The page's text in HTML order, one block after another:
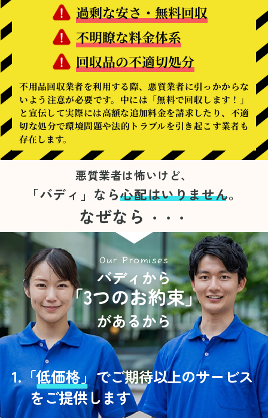
過剰な安さ・無料回収
不明瞭な料金体系
回収品の不適切処分
不用品回収業者を利用する際、悪質業者に引っかからな
いよう注意が必要です。中には「無料で回収します！」
と宣伝して実際には高額な追加料金を請求したり、不適
切な処分で環境問題や法的トラブルを引き起こす業者も
存在します。
悪質業者は怖いけど、
「バディ」なら心配はいりません。
なぜなら ・・・
Our Promises
バディから
「3つのお約束」
があるから
1.「低価格」でご期待以上のサービス
をご提供します